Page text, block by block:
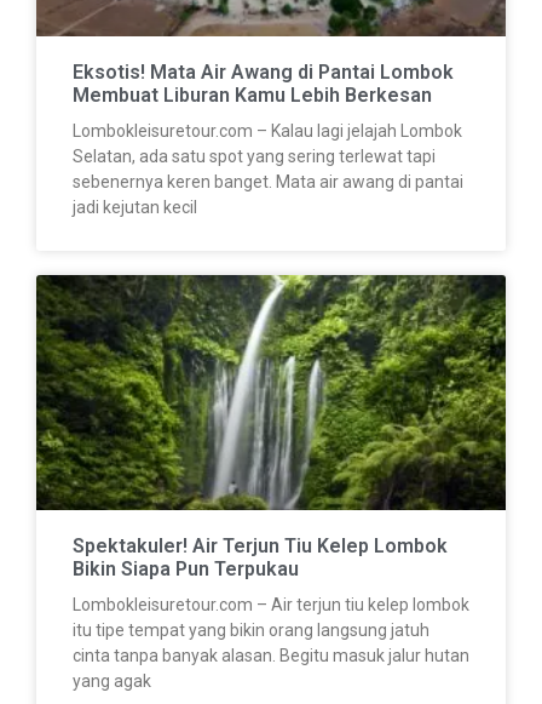
Eksotis! Mata Air Awang di Pantai Lombok
Membuat Liburan Kamu Lebih Berkesan
Lombokleisuretour.com – Kalau lagi jelajah Lombok
Selatan, ada satu spot yang sering terlewat tapi
sebenernya keren banget. Mata air awang di pantai
jadi kejutan kecil
Spektakuler! Air Terjun Tiu Kelep Lombok
Bikin Siapa Pun Terpukau
Lombokleisuretour.com – Air terjun tiu kelep lombok
itu tipe tempat yang bikin orang langsung jatuh
cinta tanpa banyak alasan. Begitu masuk jalur hutan
yang agak